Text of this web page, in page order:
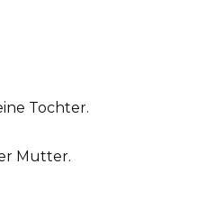
Tochter.
Mutter.